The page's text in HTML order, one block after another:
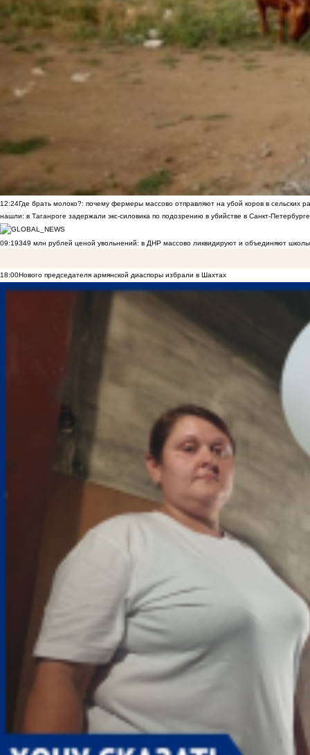
12:24Где брать молоко?: почему фермеры массово отправляют на убой коров в сельских
нашли: в Таганроге задержали экс-силовика по подозрению в убийстве в Санкт-Петербурге
09:19349 млн рублей ценой увольнений: в ДНР массово ликвидируют и объединяют
18:00Нового председателя армянской диаспоры избрали в Шахтах